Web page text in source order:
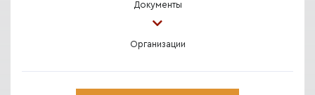
Документы
Организации